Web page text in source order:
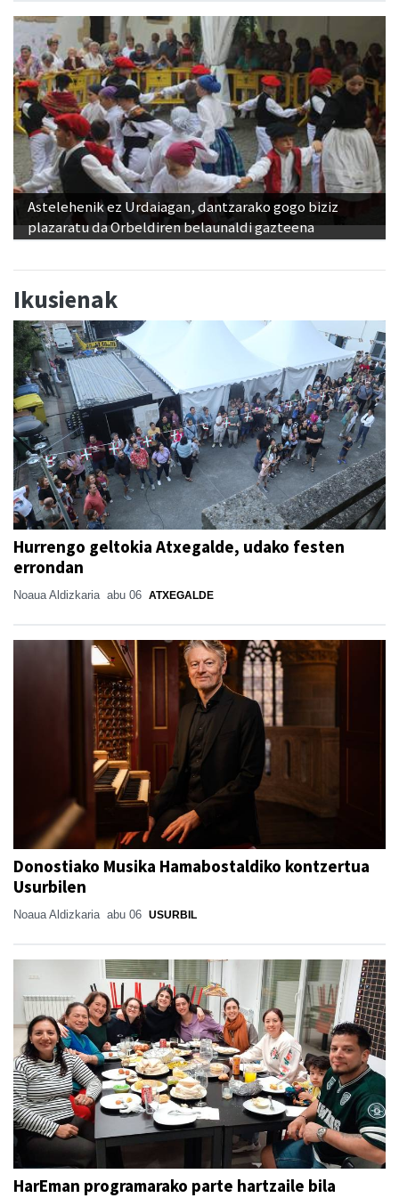
Astelehenik ez Urdaiagan, dantzarako gogo biziz
plazaratu da Orbeldiren belaunaldi gazteena
Ikusienak
Hurrengo geltokia Atxegalde, udako festen
errondan
Noaua Aldizkaria abu 06 ATXEGALDE
Donostiako Musika Hamabostaldiko kontzertua
Usurbilen
Noaua Aldizkaria abu 06 USURBIL
HarEman programarako parte hartzaile bila